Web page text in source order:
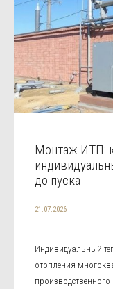
Монтаж ИТП:
до пуска
21.07.2026
Индивидуальный
отопления